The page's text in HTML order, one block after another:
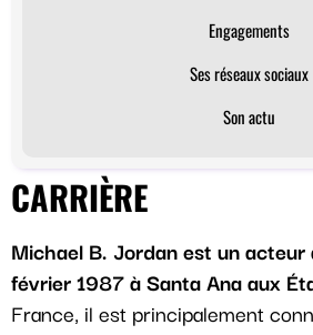
Engagements
Ses réseaux sociaux
Son actu
CARRIÈRE
Michael B. Jordan est un acteur
février 1987 à Santa Ana aux
France, il est principalement